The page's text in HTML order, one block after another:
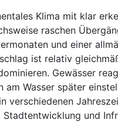
Klima mit klar
raschen
und einer
ist relativ
Gewässer
Wasser später
verschiedenen
und